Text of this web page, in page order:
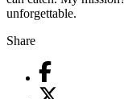
unforgettable.
Share